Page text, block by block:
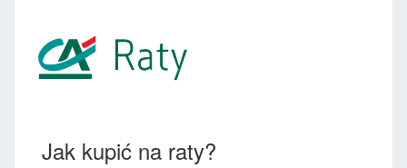
Jak kupić na raty?